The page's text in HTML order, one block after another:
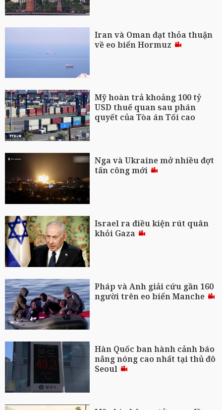
Iran và Oman đạt thỏa thuận
về eo biển Hormuz
Mỹ hoàn trả khoảng 100 tỷ
USD thuế quan sau phán
quyết của Tòa án Tối cao
Nga và Ukraine mở nhiều đợt
tấn công mới
Israel ra điều kiện rút quân
khỏi Gaza
Pháp và Anh giải cứu gần 160
người trên eo biển Manche
Hàn Quốc ban hành cảnh báo
nắng nóng cao nhất tại thủ đô
Seoul